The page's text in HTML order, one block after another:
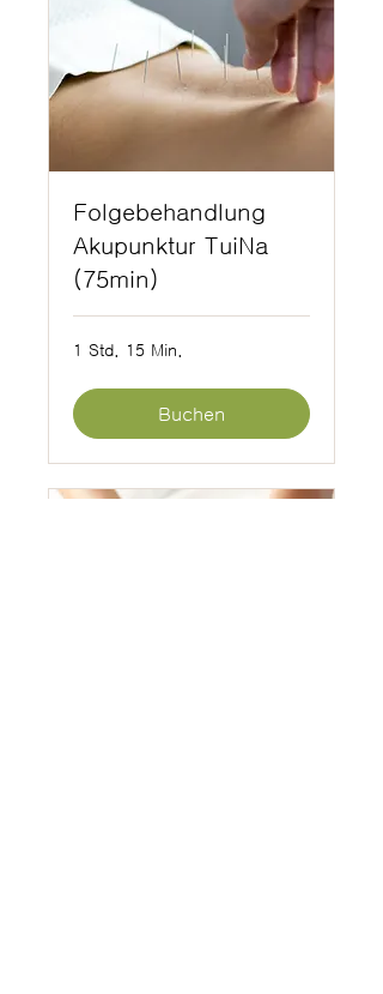
Folgebehandlung
Akupunktur TuiNa
(75min)
1 Std. 15 Min.
Buchen